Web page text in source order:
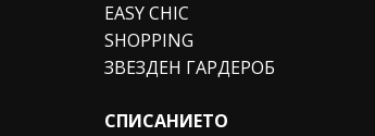
EASY CHIC
SHOPPING
ЗВЕЗДЕН ГАРДЕРОБ
СПИСАНИЕТО